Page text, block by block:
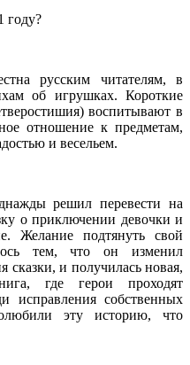
году?
русским читателям, в
об игрушках. Короткие
воспитывают в
отношение к предметам,
и весельем.
решил перевести на
о приключении девочки и
Желание подтянуть свой
тем, что он изменил
сказки, и получилась новая,
где герои проходят
собственных
эту историю, что